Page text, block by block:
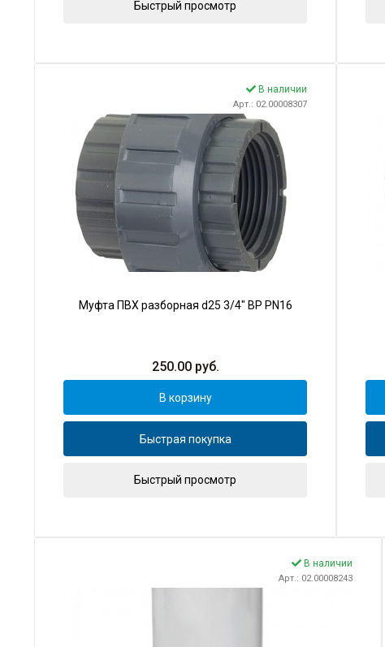
Быстрый просмотр
В наличии
Арт.: 02.00008307
Муфта ПВХ разборная d25 3/4" ВР PN16
250.00руб.
В корзину
Быстрая покупка
Быстрый просмотр
В наличии
Арт.: 02.00008243